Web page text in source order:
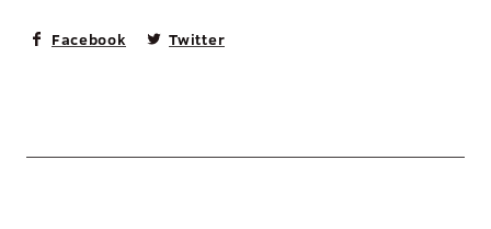
Facebook Twitter